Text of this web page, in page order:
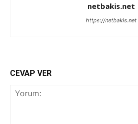
netbakis.net
https://netbakis.net
CEVAP VER